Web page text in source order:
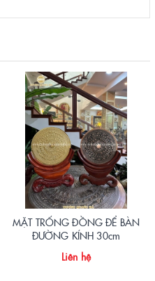
MẶT TRỐNG ĐỒNG ĐỂ BÀN
ĐƯỜNG KÍNH 30cm
Liên hệ